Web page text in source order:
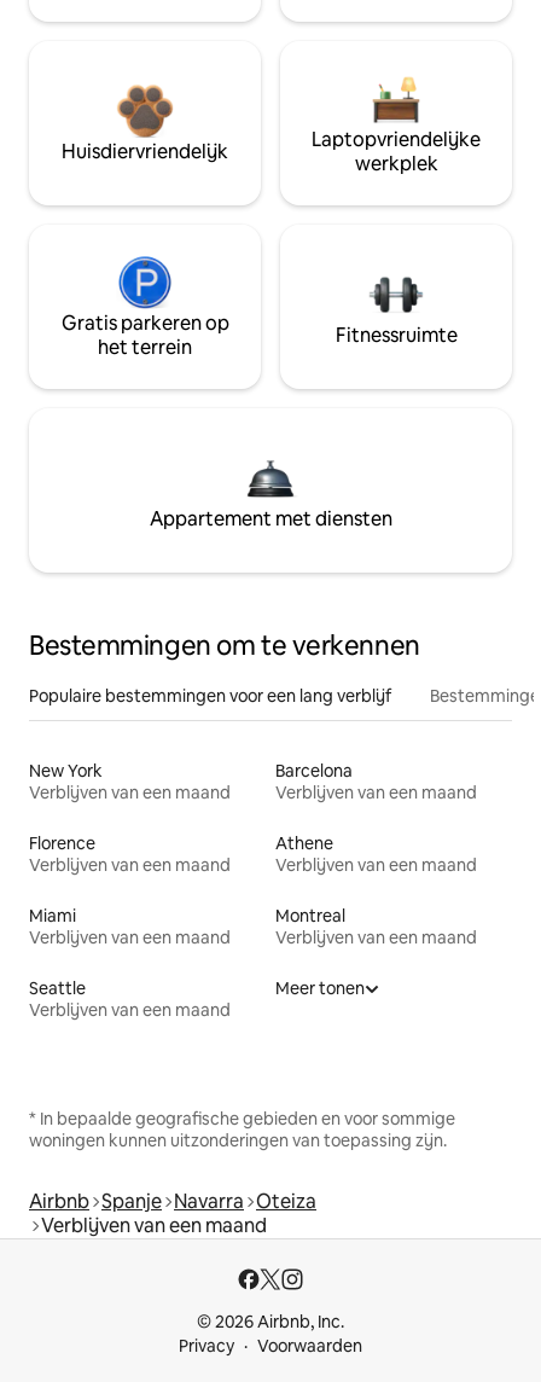
Huisdiervriendelijk
Laptopvriendelijke
werkplek
Gratis parkeren op
het terrein
Fitnessruimte
Appartement met diensten
Bestemmingen om te verkennen
Populaire bestemmingen voor een lang verblijf
New York
Verblijven van een maand
Barcelona
Verblijven van een maand
Florence
Verblijven van een maand
Athene
Verblijven van een maand
Miami
Verblijven van een maand
Montreal
Verblijven van een maand
Seattle
Verblijven van een maand
Meer tonen
* In bepaalde geografische gebieden en voor sommige
woningen kunnen uitzonderingen van toepassing zijn.
Airbnb Spanje Navarra Oteiza
Verblijven van een maand
© 2026 Airbnb, Inc.
Privacy
Voorwaarden